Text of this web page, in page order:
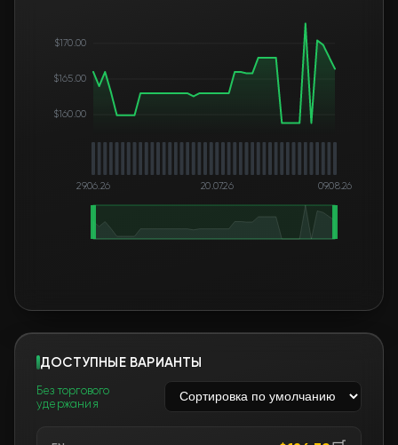
$160.00
$165.00
$170.00
29.06.26 20.07.26 09.08.26
ДОСТУПНЫЕ ВАРИАНТЫ
Без торгового
удержания